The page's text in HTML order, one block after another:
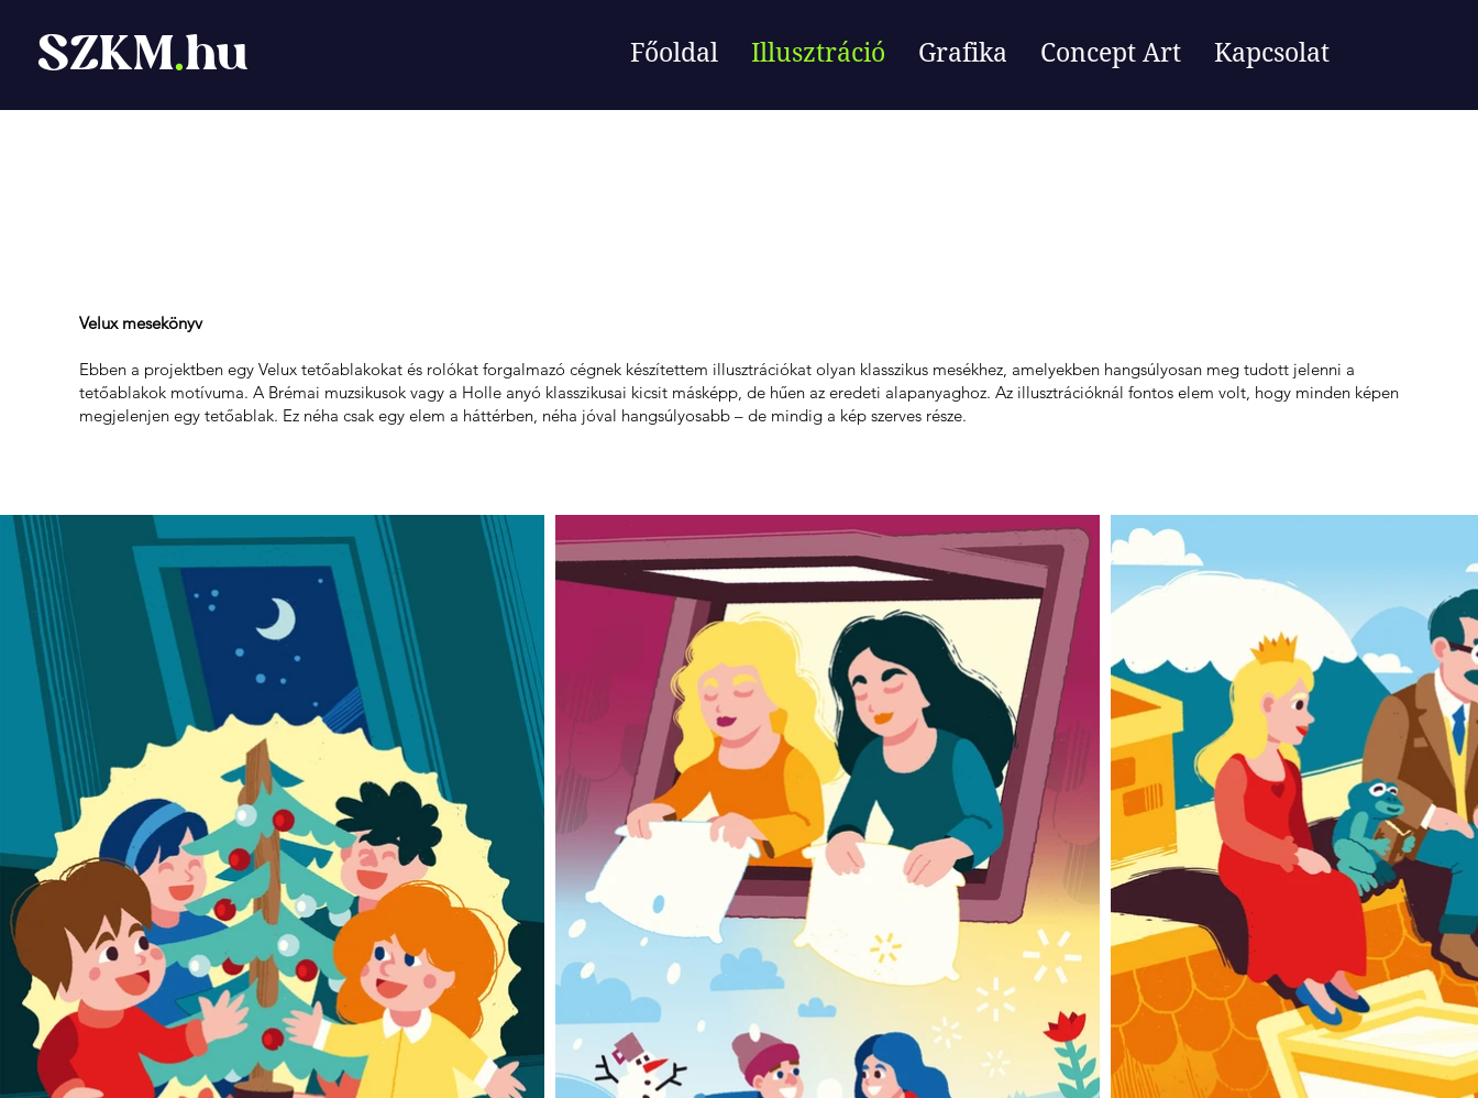
SZKM.hu Főoldal Illusztráció Grafika Concept Art Kapcsolat
Velux mesekönyv
Ebben a projektben egy Velux tetőablakokat és rolókat forgalmazó cégnek készítettem illusztrációkat olyan klasszikus mesékhez, amelyekben hangsúlyosan meg tudott jelenni a
tetőablakok motívuma. A Brémai muzsikusok vagy a Holle anyó klasszikusai kicsit másképp, de hűen az eredeti alapanyaghoz. Az illusztrációknál fontos elem volt, hogy minden képen
megjelenjen egy tetőablak. Ez néha csak egy elem a háttérben, néha jóval hangsúlyosabb – de mindig a kép szerves része.